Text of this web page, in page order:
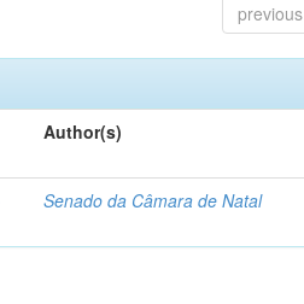
previous
Author(s)
Senado da Câmara de Natal